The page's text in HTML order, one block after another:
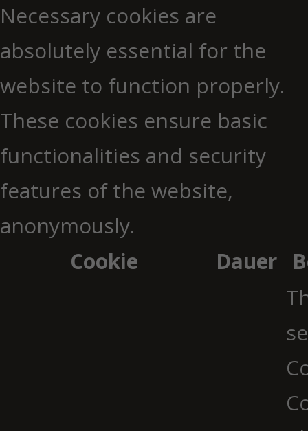
Necessary cookies are
absolutely essential for the
website to function properly.
These cookies ensure basic
functionalities and security
features of the website,
anonymously.
Cookie
Dauer